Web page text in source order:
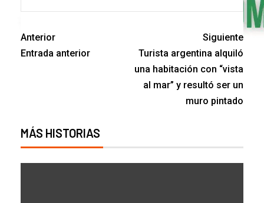
Anterior
Entrada anterior
Siguiente
Turista argentina alquiló
una habitación con “vista
al mar” y resultó ser un
muro pintado
MÁS HISTORIAS